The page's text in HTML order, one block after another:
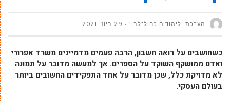
מערכת 'לימודים כחול־לבן' 29 ביוני 2021
כשחושבים על רואה חשבון, הרבה פעמים מדמיינים משרד אפרורי
ואדם ממושקף השוקד על הספרים. אך למעשה מדובר על תמונה
לא מדויקת כלל, שכן מדובר על אחד התפקידים החשובים ביותר
בעולם העסקי.